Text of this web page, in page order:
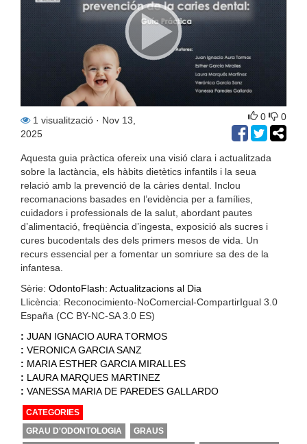
1 visualització · Nov 13,
2025
0 0
Aquesta guia pràctica ofereix una visió clara i actualitzada
sobre la lactància, els hàbits dietètics infantils i la seua
relació amb la prevenció de la càries dental. Inclou
recomanacions basades en l’evidència per a famílies,
cuidadors i professionals de la salut, abordant pautes
d’alimentació, freqüència d’ingesta, exposició als sucres i
cures bucodentals des dels primers mesos de vida. Un
recurs essencial per a fomentar un somriure sa des de la
infantesa.
Sèrie: OdontoFlash: Actualitzacions al Dia
Llicència: Reconocimiento-NoComercial-CompartirIgual 3.0
España (CC BY-NC-SA 3.0 ES)
: JUAN IGNACIO AURA TORMOS
: VERONICA GARCIA SANZ
: MARIA ESTHER GARCIA MIRALLES
: LAURA MARQUES MARTINEZ
: VANESSA MARIA DE PAREDES GALLARDO
CATEGORIES
GRAU D'ODONTOLOGIA
GRAUS